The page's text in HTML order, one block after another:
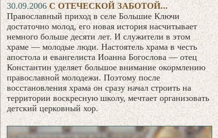
30.09.2006С ОТЕЧЕСКОЙ ЗАБОТОЙ...
Православный приход в селе Большие Ключи
достаточно молод, его новая история насчитывает
немного больше десяти лет. И служители в этом
храме — молодые люди. Настоятель храма в честь
апостола и евангелиста Иоанна Богослова — отец
Константин уделяет большое внимание окормлению
православной молодежи. Поэтому после
восстановления храма он сразу начал строить на
территории воскресную школу, мечтает организовать
детский церковный хор.